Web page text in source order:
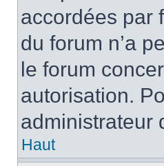
accordées par
du forum n’a
le forum
autorisation.
administrateur
Haut